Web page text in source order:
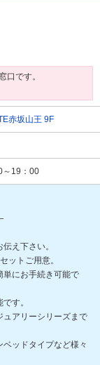
口です。
赤坂山王 9F
19：00
え下さい。
ットご用意。
単にお手続き可能で
す。
ュアリーシリーズまで
ベッドタイプなど様々